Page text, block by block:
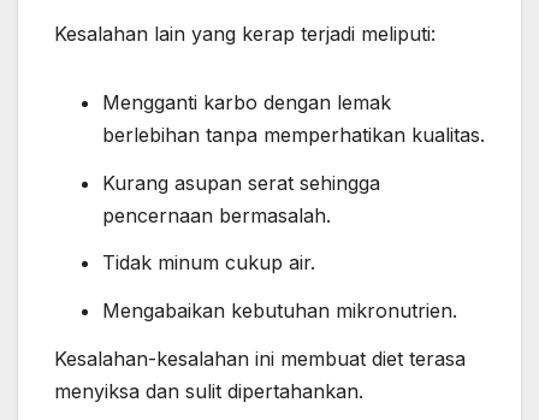
Kesalahan lain yang kerap terjadi meliputi:
Mengganti karbo dengan lemak
berlebihan tanpa memperhatikan kualitas.
Kurang asupan serat sehingga
pencernaan bermasalah.
Tidak minum cukup air.
Mengabaikan kebutuhan mikronutrien.
Kesalahan-kesalahan ini membuat diet terasa
menyiksa dan sulit dipertahankan.